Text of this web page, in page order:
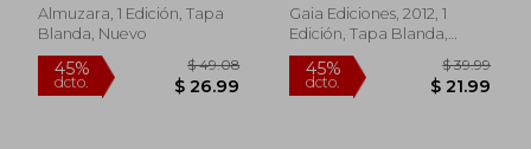
Almuzara, 1 Edición, Tapa
Blanda, Nuevo
Gaia Ediciones, 2012, 1
Edición, Tapa Blanda,
Nuevo